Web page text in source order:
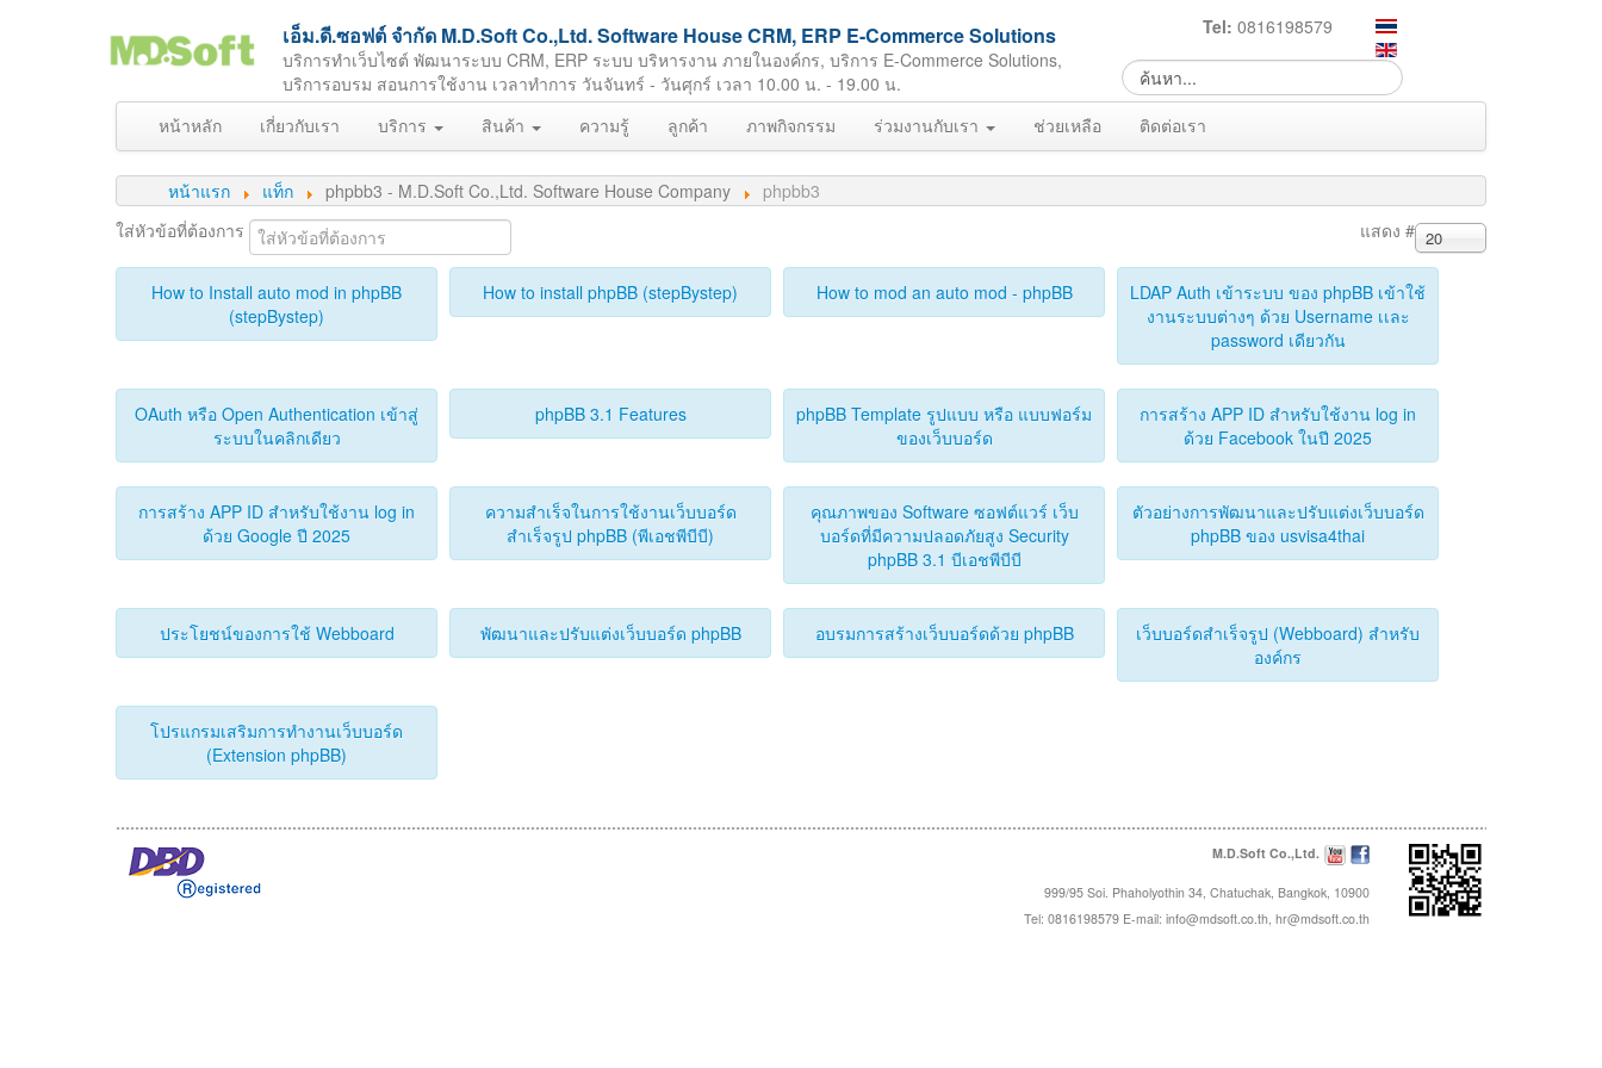
เอ็ม.ดี.ซอฟต์ จำกัด M.D.Soft Co.,Ltd. Software House CRM, ERP E-Commerce Solutions
บริการทำเว็บไซต์ พัฒนาระบบ CRM, ERP ระบบ บริหารงาน ภายในองค์กร, บริการ E-Commerce Solutions,
บริการอบรม สอนการใช้งาน เวลาทำการ วันจันทร์ - วันศุกร์ เวลา 10.00 น. - 19.00 น.
Tel: 0816198579
หน้าหลัก เกี่ยวกับเรา บริการ สินค้า ความรู้ ลูกค้า ภาพกิจกรรม ร่วมงานกับเรา ช่วยเหลือ ติดต่อเรา
หน้าแรก แท็ก phpbb3 - M.D.Soft Co.,Ltd. Software House Company
phpbb3
ใส่หัวข้อที่ต้องการ
แสดง # 20
How to Install auto mod in phpBB
(stepBystep)
How to install phpBB (stepBystep) How to mod an auto mod - phpBB
LDAP Auth เข้าระบบ ของ phpBB เข้าใช้
งานระบบต่างๆ ด้วย Username เเละ
password เดียวกัน
OAuth หรือ Open Authentication เข้าสู่
ระบบในคลิกเดียว
phpBB 3.1 Features
phpBB Template รูปแบบ หรือ แบบฟอร์ม
ของเว็บบอร์ด
การสร้าง APP ID สำหรับใช้งาน log in
ด้วย Facebook ในปี 2025
การสร้าง APP ID สำหรับใช้งาน log in
ด้วย Google ปี 2025
ความสำเร็จในการใช้งานเว็บบอร์ด
สำเร็จรูป phpBB (พีเอชพีบีบี)
คุณภาพของ Software ซอฟต์แวร์ เว็บ
บอร์ดที่มีความปลอดภัยสูง Security
phpBB 3.1 บีเอชพีบีบี
ตัวอย่างการพัฒนาและปรับแต่งเว็บบอร์ด
phpBB ของ usvisa4thai
ประโยชน์ของการใช้ Webboard พัฒนาและปรับแต่งเว็บบอร์ด phpBB อบรมการสร้างเว็บบอร์ดด้วย phpBB
เว็บบอร์ดสำเร็จรูป (Webboard) สำหรับ
องค์กร
โปรแกรมเสริมการทำงานเว็บบอร์ด
(Extension phpBB)
M.D.Soft Co.,Ltd.
999/95 Soi. Phaholyothin 34, Chatuchak, Bangkok, 10900
Tel: 0816198579 E-mail: info@mdsoft.co.th, hr@mdsoft.co.th